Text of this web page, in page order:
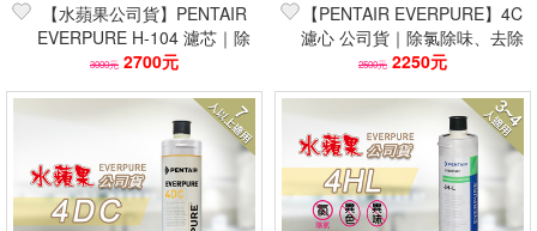
【水蘋果公司貨】PENTAIR
EVERPURE H-104 濾芯｜除
鉛除氯抑垢 0.5微米
3000元 2700元
【PENTAIR EVERPURE】4C
濾心 公司貨｜除氯除味、去除
0.5微米雜質｜7人以上適用
2500元 2250元